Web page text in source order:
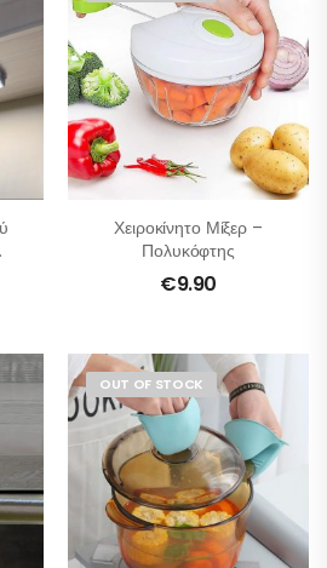
Χειροκίνητο Μίξερ –
Πολυκόφτης
€9.90
OUT OF STOCK